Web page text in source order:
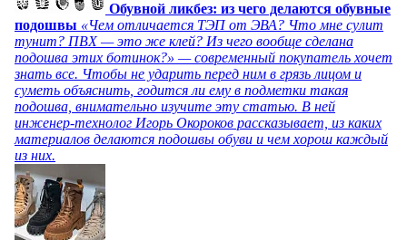
Обувной ликбез: из чего делаются обувные
подошвы «Чем отличается ТЭП от ЭВА? Что мне сулит
тунит? ПВХ — это же клей? Из чего вообще сделана
подошва этих ботинок?» — современный покупатель хочет
знать все. Чтобы не ударить перед ним в грязь лицом и
суметь объяснить, годится ли ему в подметки такая
подошва, внимательно изучите эту статью. В ней
инженер-технолог Игорь Окороков рассказывает, из каких
материалов делаются подошвы обуви и чем хорош каждый
из них.